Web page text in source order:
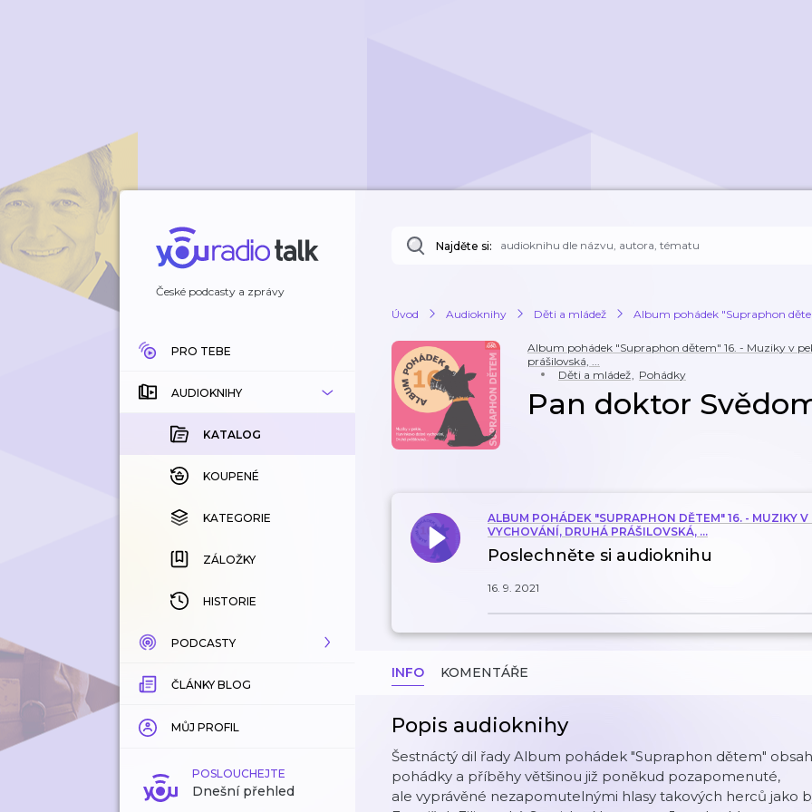
České podcasty a zprávy
PRO TEBE
AUDIOKNIHY
KATALOG
KOUPENÉ
KATEGORIE
ZÁLOŽKY
HISTORIE
PODCASTY
KATALOG
KATEGORIE
ZÁLOŽKY
ČLÁNKY BLOG
MŮJ PROFIL
POSLOUCHEJTE
Dnešní přehled
Najděte si:
Úvod Audioknihy Děti a mládež Album pohádek "Supraphon
Album pohádek "Supraphon dětem" 16. - Muziky v
prášilovská, ...
Děti a mládež, Pohádky
Pan doktor
ALBUM POHÁDEK "SUPRAPHON DĚTEM" 16. - MUZIKY
VYCHOVÁNÍ, DRUHÁ PRÁŠILOVSKÁ, ...
Poslechněte si audioknihu
16. 9. 2021
INFO KOMENTÁŘE
Popis audioknihy
Šestnáctý dil řady Album pohádek "Supraphon dětem"
pohádky a příběhy většinou již poněkud pozapomenuté,
ale vyprávěné nezapomutelnými hlasy takových herců jako